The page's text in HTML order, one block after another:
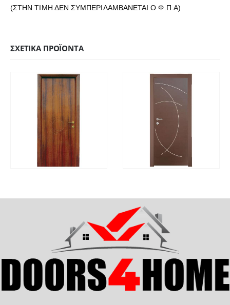
(ΣΤΗΝ ΤΙΜΗ ΔΕΝ ΣΥΜΠΕΡΙΛΑΜΒΑΝΕΤΑΙ Ο Φ.Π.Α)
ΣΧΕΤΙΚΆ ΠΡΟΪΌΝΤΑ
ΔΙΑΒΆΣΤΕ ΠΕΡΙΣΣΌΤΕΡΑ ΔΙΑΒΆΣΤΕ